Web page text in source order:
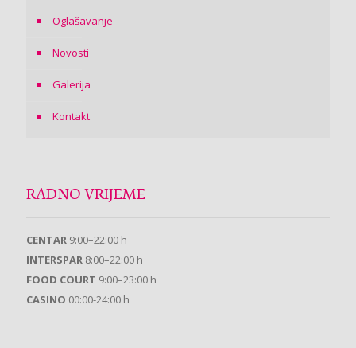
Oglašavanje
Novosti
Galerija
Kontakt
RADNO VRIJEME
CENTAR 9:00–22:00 h
INTERSPAR 8:00–22:00 h
FOOD COURT 9:00–23:00 h
CASINO 00:00-24:00 h